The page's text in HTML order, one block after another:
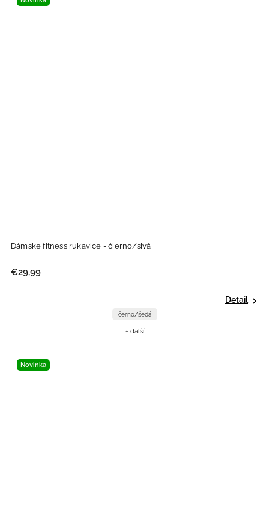
Dámske fitness rukavice - čierno/sivá
€29,99
Detail
černo/šedá
+ další
Novinka